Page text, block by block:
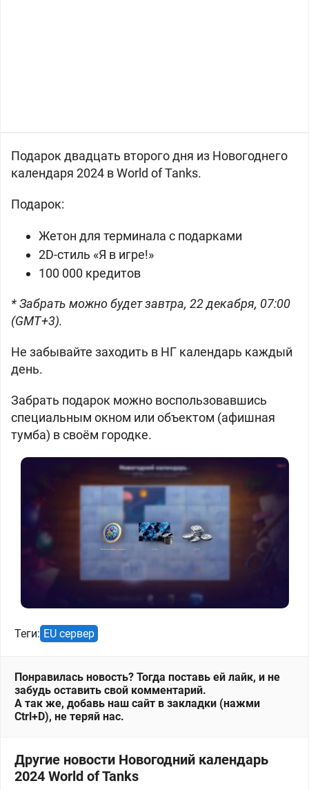
Подарок двадцать второго дня из Новогоднего
календаря 2024 в World of Tanks.
Подарок:
Жетон для терминала с подарками
2D-стиль «Я в игре!»
100 000 кредитов
* Забрать можно будет завтра, 22 декабря, 07:00
(GMT+3).
Не забывайте заходить в НГ календарь каждый
день.
Забрать подарок можно воспользовавшись
специальным окном или объектом (афишная
тумба) в своём городке.
Теги: EU сервер
Понравилась новость? Тогда поставь ей лайк, и не
забудь оставить свой комментарий.
А так же, добавь наш сайт в закладки (нажми
Ctrl+D), не теряй нас.
Другие новости Новогодний календарь
2024 World of Tanks